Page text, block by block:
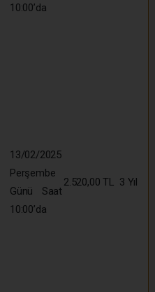
10:00’da
13/02/2025
Perşembe
Günü Saat
10:00’da
2.520,00 TL 3 Yıl